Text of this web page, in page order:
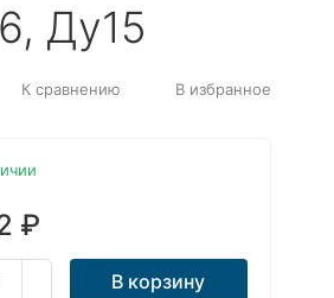
Ду15
К сравнению В избранное
₽
В корзину